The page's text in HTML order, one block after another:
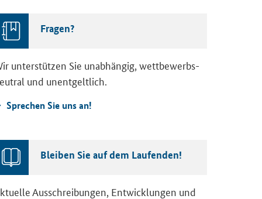
Fra­gen?
un­ter­stüt­zen Sie un­ab­hän­gig, wett­be­werbs­
und un­ent­gelt­lich.
Spre­chen Sie uns an!
Blei­ben Sie auf dem Lau­fen­den!
Aus­schrei­bun­gen, Ent­wick­lun­gen und